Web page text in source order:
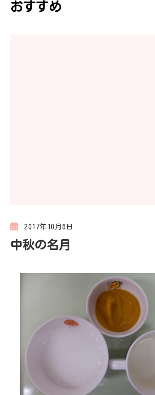
おすすめ
2017年10月6日
中秋の名月